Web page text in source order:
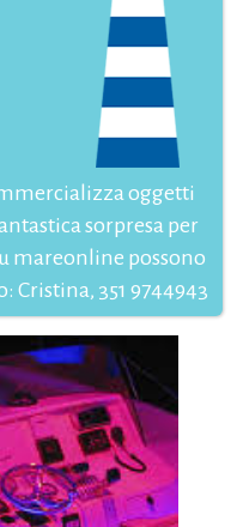
oggetti
sorpresa per
mareonline possono
351 9744943